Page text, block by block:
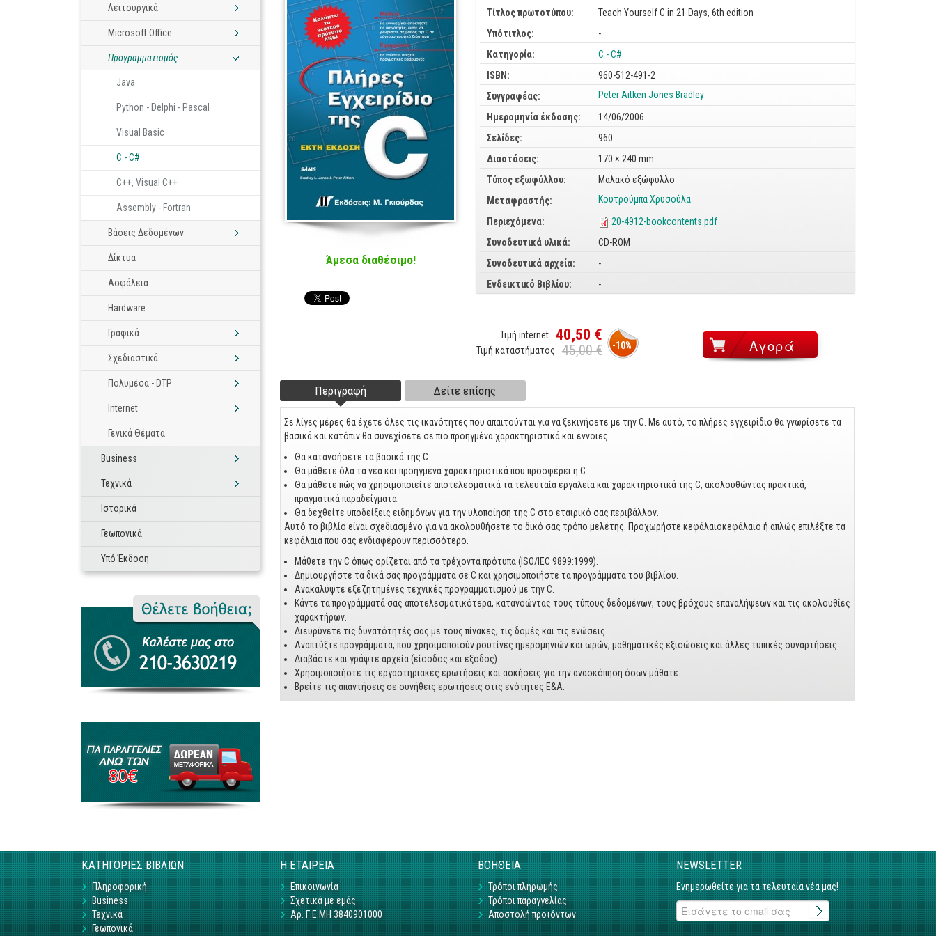
Λειτουργικά
Microsoft Office
Προγραμματισμός
Java
Python - Delphi - Pascal
Visual Basic
C - C#
C++, Visual C++
Assembly - Fortran
Βάσεις Δεδομένων
Δίκτυα
Ασφάλεια
Hardware
Γραφικά
Σχεδιαστικά
Πολυμέσα - DTP
Internet
Γενικά Θέματα
Business
Τεχνικά
Ιστορικά
Γεωπονικά
Υπό Έκδοση
Άμεσα διαθέσιμο!
Τίτλος πρωτοτύπου:
Teach Yourself C in 21 Days, 6th edition
Υπότιτλος:
-
Κατηγορία:
C - C#
ISBN:
960-512-491-2
Συγγραφέας:
Peter Aitken Jones Bradley
Ημερομηνία έκδοσης:
14/06/2006
Σελίδες:
960
Διαστάσεις:
170 × 240 mm
Τύπος εξωφύλλου:
Μαλακό εξώφυλλο
Μεταφραστής:
Κουτρούμπα Χρυσούλα
Περιεχόμενα:
20-4912-bookcontents.pdf
Συνοδευτικά υλικά:
CD-ROM
Συνοδευτικά αρχεία:
-
Ενδεικτικό Βιβλίου:
-
-10%
Τιμή internet 40,50 €
Τιμή καταστήματος 45,00 €
Footer tabs
Περιγραφή
καρτέλα)
Δείτε επίσης
Σε λίγες μέρες θα έχετε όλες τις ικανότητες που απαιτούνται για να ξεκινήσετε με την C. Με αυτό, το πλήρες εγχειρίδιο θα γνωρίσετε τα
βασικά και κατόπιν θα συνεχίσετε σε πιο προηγμένα χαρακτηριστικά και έννοιες.
Θα κατανοήσετε τα βασικά της C.
Θα μάθετε όλα τα νέα και προηγμένα χαρακτηριστικά που προσφέρει η C.
Θα μάθετε πώς να χρησιμοποιείτε αποτελεσματικά τα τελευταία εργαλεία και χαρακτηριστικά της C, ακολουθώντας πρακτικά,
πραγματικά παραδείγματα.
Θα δεχθείτε υποδείξεις ειδημόνων για την υλοποίηση της C στο εταιρικό σας περιβάλλον.
Αυτό το βιβλίο είναι σχεδιασμένο για να ακολουθήσετε το δικό σας τρόπο μελέτης. Προχωρήστε κεφάλαιοκεφάλαιο ή απλώς επιλέξτε τα
κεφάλαια που σας ενδιαφέρουν περισσότερο.
Μάθετε την C όπως ορίζεται από τα τρέχοντα πρότυπα (ISO/IEC 9899:1999).
Δημιουργήστε τα δικά σας προγράμματα σε C και χρησιμοποιήστε τα προγράμματα του βιβλίου.
Ανακαλύψτε εξεζητημένες τεχνικές προγραμματισμού με την C.
Κάντε τα προγράμματά σας αποτελεσματικότερα, κατανοώντας τους τύπους δεδομένων, τους βρόχους επαναλήψεων και τις ακολουθίες
χαρακτήρων.
Διευρύνετε τις δυνατότητές σας με τους πίνακες, τις δομές και τις ενώσεις.
Αναπτύξτε προγράμματα, που χρησιμοποιούν ρουτίνες ημερομηνιών και ωρών, μαθηματικές εξισώσεις και άλλες τυπικές συναρτήσεις.
Διαβάστε και γράψτε αρχεία (είσοδος και έξοδος).
Χρησιμοποιήστε τις εργαστηριακές ερωτήσεις και ασκήσεις για την ανασκόπηση όσων μάθατε.
Βρείτε τις απαντήσεις σε συνήθεις ερωτήσεις στις ενότητες Ε&Α.
ΚΑΤΗΓΟΡΙΕΣ ΒΙΒΛΙΩΝ
Πληροφορική
Business
Τεχνικά
Γεωπονικά
Η ΕΤΑΙΡΕΙΑ
Επικοινωνία
Σχετικά με εμάς
Αρ. Γ.Ε.ΜΗ 3840901000
ΒΟΗΘΕΙΑ
Τρόποι πληρωμής
Τρόποι παραγγελίας
Αποστολή προϊόντων
NEWSLETTER
Ενημερωθείτε για τα τελευταία νέα μας!